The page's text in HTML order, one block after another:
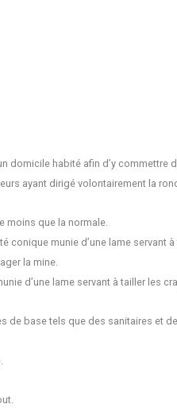
domicile habité afin d’y commettre
ayant dirigé volontairement la
moins que la normale.
conique munie d’une lame servant
la mine.
d’une lame servant à tailler les
de base tels que des sanitaires et